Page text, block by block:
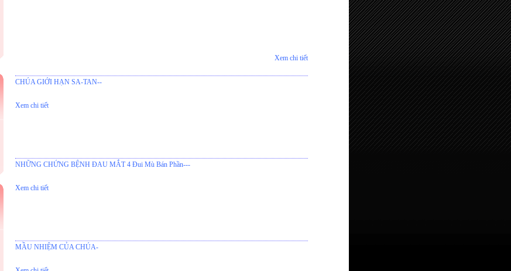
Xem chi tiết
CHÚA GIỚI HẠN SA-TAN--
Xem chi tiết
NHỮNG CHỨNG BỆNH ĐAU MẮT 4 Đui Mù Bán Phần---
Xem chi tiết
MẦU NHIỆM CỦA CHÚA-